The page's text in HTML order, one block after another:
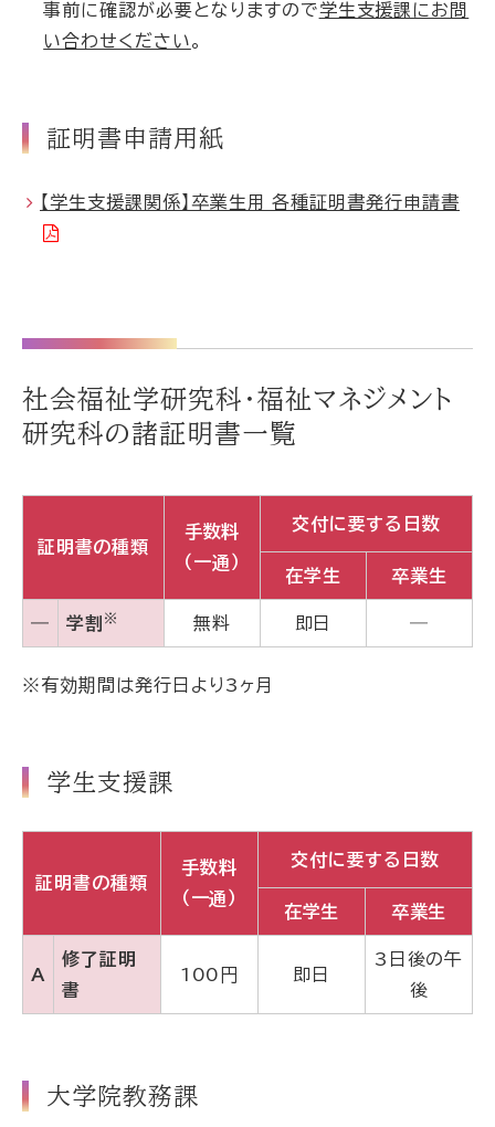
事前に確認が必要となりますので学生支援課にお問
い合わせください。
証明書申請用紙
【学生支援課関係】卒業生用 各種証明書発行申請書
社会福祉学研究科・福祉マネジメント
研究科の諸証明書一覧
証明書の種類
手数料
（一通）
交付に要する日数
在学生 卒業生
― 学割 ※ 無料 即日 ―
※有効期間は発行日より3ヶ月
学生支援課
証明書の種類
手数料
（一通）
交付に要する日数
在学生 卒業生
A
修了証明
書
100円 即日
3日後の午
後
大学院教務課